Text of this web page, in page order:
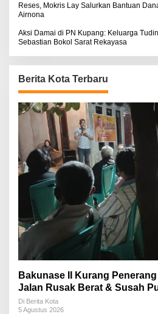
Reses, Mokris Lay Salurkan Bantuan
Airnona
Aksi Damai di PN Kupang: Keluarga
Sebastian Bokol Sarat Rekayasa
Berita Kota Terbaru
Bakunase II Kurang
Jalan Rusak Berat & Susah
Di Berita Kota
5 Agustus 2026